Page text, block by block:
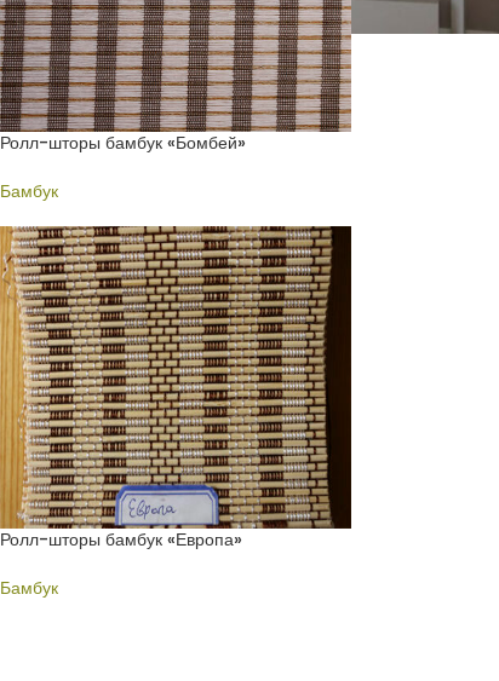
Ролл-шторы бамбук «Бомбей»
Бамбук
Ролл-шторы бамбук «Европа»
Бамбук